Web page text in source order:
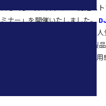
去る11月30日（木）にDJI認定ス
ミナー」を開催いたしました。
トアに買い求める方が絶えない
は、ドローンなど普段からDJI製
くり触れていただき、実際の使